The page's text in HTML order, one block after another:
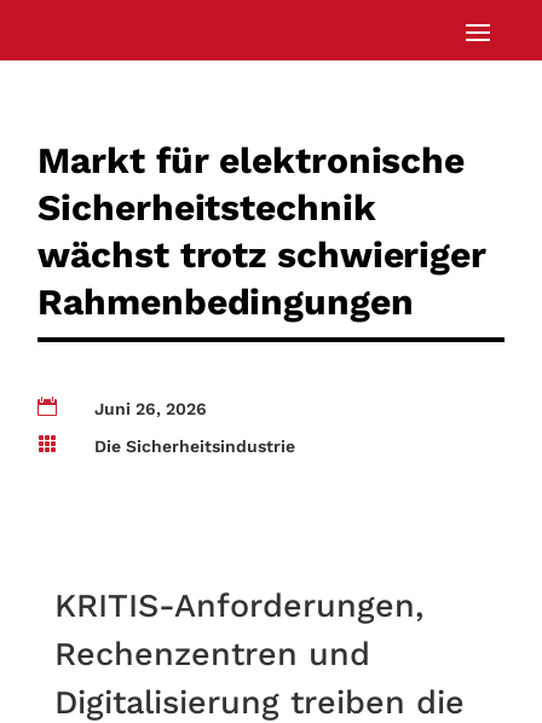
Markt für elektronische
Sicherheitstechnik
wächst trotz schwieriger
Rahmenbedingungen

Juni 26, 2026

Die Sicherheitsindustrie
KRITIS-Anforderungen,
Rechenzentren und
Digitalisierung treiben die